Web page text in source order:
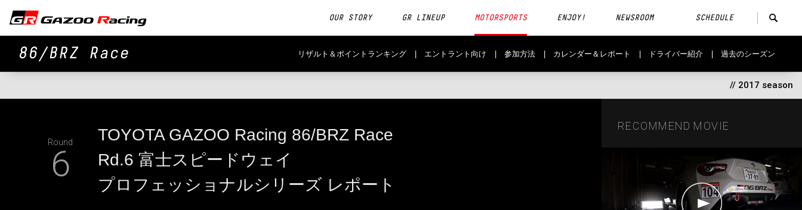
OUR STORY GR LINEUP MOTORSPORTS ENJOY! NEWSROOM SCHEDULE
86/BRZ Race リザルト＆ポイントランキング エントラント向け 参加方法 カレンダー＆レポート ドライバー紹介 過去のシーズン
// 2017 season
Round
6
TOYOTA GAZOO Racing 86/BRZ Race
Rd.6 富士スピードウェイ
プロフェッショナルシリーズ レポート
RECOMMEND MOVIE